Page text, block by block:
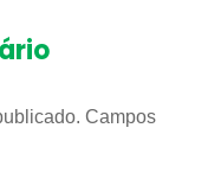
Campos